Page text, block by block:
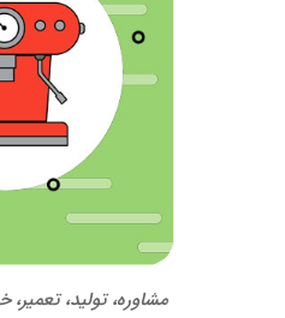
مشاوره، تولید،